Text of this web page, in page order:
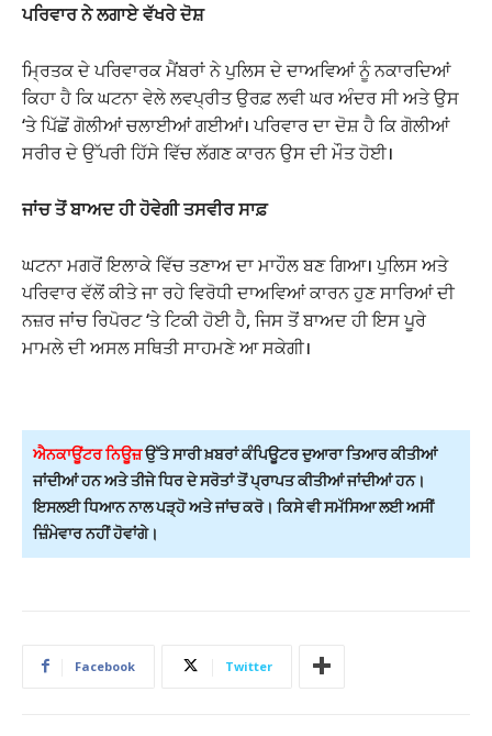
ਪਰਿਵਾਰ ਨੇ ਲਗਾਏ ਵੱਖਰੇ ਦੋਸ਼
ਮ੍ਰਿਤਕ ਦੇ ਪਰਿਵਾਰਕ ਮੈਂਬਰਾਂ ਨੇ ਪੁਲਿਸ ਦੇ ਦਾਅਵਿਆਂ ਨੂੰ ਨਕਾਰਦਿਆਂ
ਕਿਹਾ ਹੈ ਕਿ ਘਟਨਾ ਵੇਲੇ ਲਵਪ੍ਰੀਤ ਉਰਫ਼ ਲਵੀ ਘਰ ਅੰਦਰ ਸੀ ਅਤੇ ਉਸ
‘ਤੇ ਪਿੱਛੋਂ ਗੋਲੀਆਂ ਚਲਾਈਆਂ ਗਈਆਂ। ਪਰਿਵਾਰ ਦਾ ਦੋਸ਼ ਹੈ ਕਿ ਗੋਲੀਆਂ
ਸਰੀਰ ਦੇ ਉੱਪਰੀ ਹਿੱਸੇ ਵਿੱਚ ਲੱਗਣ ਕਾਰਨ ਉਸ ਦੀ ਮੌਤ ਹੋਈ।
ਜਾਂਚ ਤੋਂ ਬਾਅਦ ਹੀ ਹੋਵੇਗੀ ਤਸਵੀਰ ਸਾਫ਼
ਘਟਨਾ ਮਗਰੋਂ ਇਲਾਕੇ ਵਿੱਚ ਤਣਾਅ ਦਾ ਮਾਹੌਲ ਬਣ ਗਿਆ। ਪੁਲਿਸ ਅਤੇ
ਪਰਿਵਾਰ ਵੱਲੋਂ ਕੀਤੇ ਜਾ ਰਹੇ ਵਿਰੋਧੀ ਦਾਅਵਿਆਂ ਕਾਰਨ ਹੁਣ ਸਾਰਿਆਂ ਦੀ
ਨਜ਼ਰ ਜਾਂਚ ਰਿਪੋਰਟ ‘ਤੇ ਟਿਕੀ ਹੋਈ ਹੈ, ਜਿਸ ਤੋਂ ਬਾਅਦ ਹੀ ਇਸ ਪੂਰੇ
ਮਾਮਲੇ ਦੀ ਅਸਲ ਸਥਿਤੀ ਸਾਹਮਣੇ ਆ ਸਕੇਗੀ।
ਐਨਕਾਊਂਟਰ ਨਿਊਜ਼ਉੱਤੇ ਸਾਰੀ ਖ਼ਬਰਾਂ ਕੰਪਿਊਟਰ ਦੁਆਰਾ ਤਿਆਰ ਕੀਤੀਆਂ
ਜਾਂਦੀਆਂ ਹਨ ਅਤੇ ਤੀਜੇ ਧਿਰ ਦੇ ਸਰੋਤਾਂ ਤੋਂ ਪ੍ਰਾਪਤ ਕੀਤੀਆਂ ਜਾਂਦੀਆਂ ਹਨ।
ਇਸਲਈ ਧਿਆਨ ਨਾਲ ਪੜ੍ਹੋ ਅਤੇ ਜਾਂਚ ਕਰੋ। ਕਿਸੇ ਵੀ ਸਮੱਸਿਆ ਲਈ ਅਸੀਂ
ਜ਼ਿੰਮੇਵਾਰ ਨਹੀਂ ਹੋਵਾਂਗੇ।
Facebook Twitter